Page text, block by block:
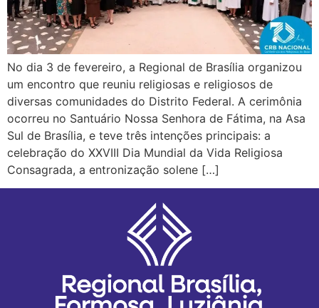
No dia 3 de fevereiro, a Regional de Brasília organizou
um encontro que reuniu religiosas e religiosos de
diversas comunidades do Distrito Federal. A cerimônia
ocorreu no Santuário Nossa Senhora de Fátima, na Asa
Sul de Brasília, e teve três intenções principais: a
celebração do XXVIII Dia Mundial da Vida Religiosa
Consagrada, a entronização solene […]